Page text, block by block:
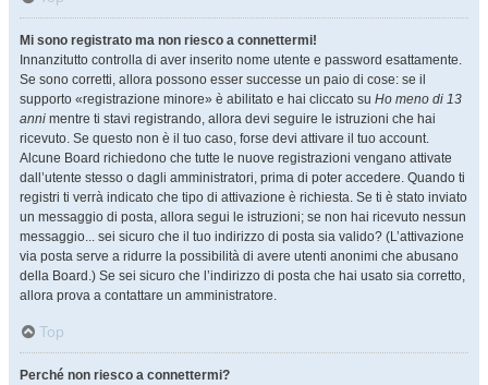
Mi sono registrato ma non riesco a connettermi!
Innanzitutto controlla di aver inserito nome utente e password esattamente.
Se sono corretti, allora possono esser successe un paio di cose: se il
supporto «registrazione minore» è abilitato e hai cliccato su Ho meno di 13
anni mentre ti stavi registrando, allora devi seguire le istruzioni che hai
ricevuto. Se questo non è il tuo caso, forse devi attivare il tuo account.
Alcune Board richiedono che tutte le nuove registrazioni vengano attivate
dall’utente stesso o dagli amministratori, prima di poter accedere. Quando ti
registri ti verrà indicato che tipo di attivazione è richiesta. Se ti è stato inviato
un messaggio di posta, allora segui le istruzioni; se non hai ricevuto nessun
messaggio... sei sicuro che il tuo indirizzo di posta sia valido? (L’attivazione
via posta serve a ridurre la possibilità di avere utenti anonimi che abusano
della Board.) Se sei sicuro che l’indirizzo di posta che hai usato sia corretto,
allora prova a contattare un amministratore.
Top
Perché non riesco a connettermi?